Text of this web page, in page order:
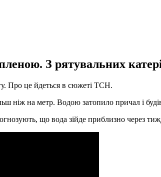
З рятувальних
Про це йдеться в сюжеті ТСН.
ніж на метр. Водою затопило причал і
що вода зійде приблизно через